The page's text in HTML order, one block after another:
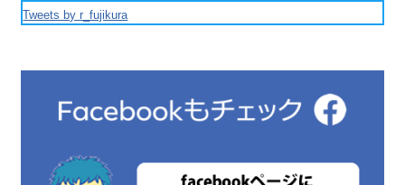
Tweets by r_fujikura